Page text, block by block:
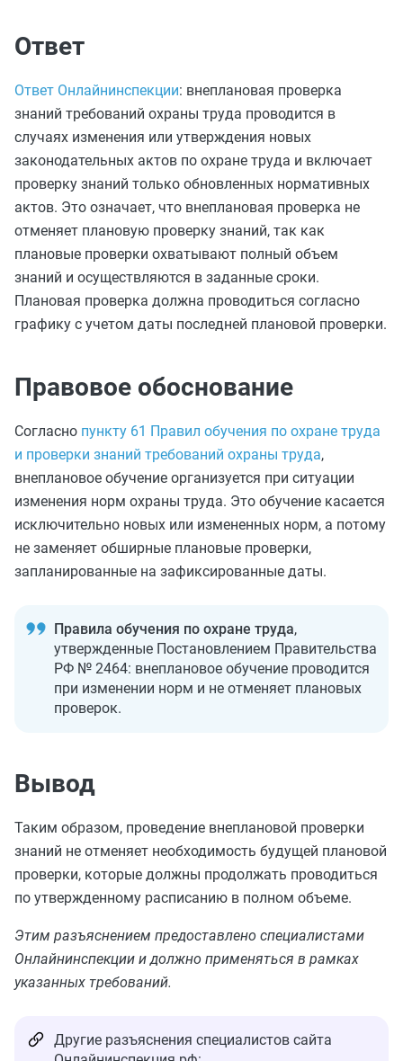
Ответ
Ответ Онлайнинспекции: внеплановая проверка
знаний требований охраны труда проводится в
случаях изменения или утверждения новых
законодательных актов по охране труда и включает
проверку знаний только обновленных нормативных
актов. Это означает, что внеплановая проверка не
отменяет плановую проверку знаний, так как
плановые проверки охватывают полный объем
знаний и осуществляются в заданные сроки.
Плановая проверка должна проводиться согласно
графику с учетом даты последней плановой проверки.
Правовое обоснование
Согласно пункту 61 Правил обучения по охране труда
и проверки знаний требований охраны труда,
внеплановое обучение организуется при ситуации
изменения норм охраны труда. Это обучение касается
исключительно новых или измененных норм, а потому
не заменяет обширные плановые проверки,
запланированные на зафиксированные даты.
Правила обучения по охране труда,
утвержденные Постановлением Правительства
РФ № 2464: внеплановое обучение проводится
при изменении норм и не отменяет плановых
проверок.
Вывод
Таким образом, проведение внеплановой проверки
знаний не отменяет необходимость будущей плановой
проверки, которые должны продолжать проводиться
по утвержденному расписанию в полном объеме.
Этим разъяснением предоставлено специалистами
Онлайнинспекции и должно применяться в рамках
указанных требований.
Другие разъяснения специалистов сайта